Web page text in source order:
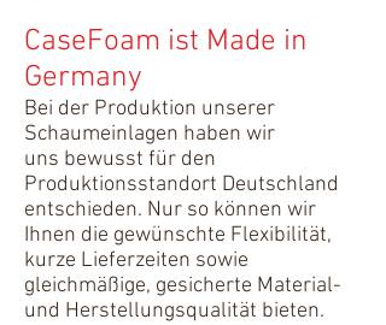
CaseFoam ist Made in
Germany
Bei der Produktion unserer
Schaumeinlagen haben wir
uns bewusst für den
Produktionsstandort Deutschland
entschieden. Nur so können wir
Ihnen die gewünschte Flexibilität,
kurze Lieferzeiten sowie
gleichmäßige, gesicherte Material-
und Herstellungsqualität bieten.